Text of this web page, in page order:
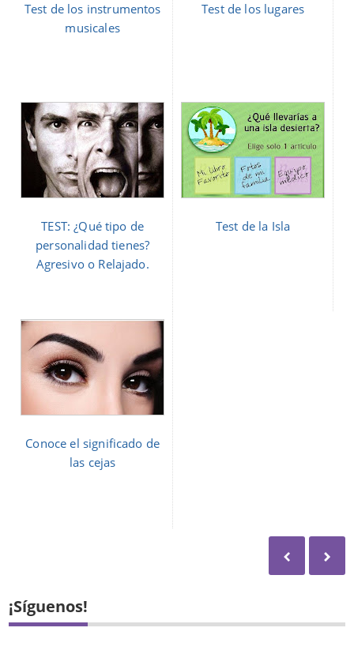
Test de los instrumentos
musicales
Test de los lugares
TEST: ¿Qué tipo de
personalidad tienes?
Agresivo o Relajado.
Test de la Isla
Conoce el significado de
las cejas
¡Síguenos!